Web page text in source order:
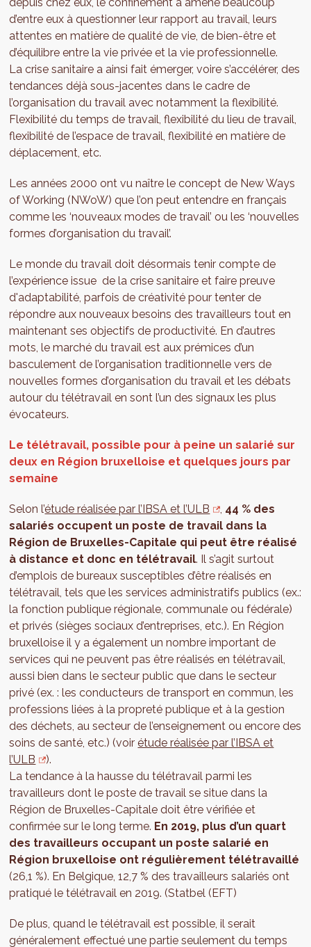
d’entre eux à questionner leur rapport au travail, leurs
attentes en matière de qualité de vie, de bien-être et
d’équilibre entre la vie privée et la vie professionnelle.
La crise sanitaire a ainsi fait émerger, voire s’accélérer, des
tendances déjà sous-jacentes dans le cadre de
l’organisation du travail avec notamment la flexibilité.
Flexibilité du temps de travail, flexibilité du lieu de travail,
flexibilité de l’espace de travail, flexibilité en matière de
déplacement, etc.
Les années 2000 ont vu naître le concept de New Ways
of Working (NWoW) que l’on peut entendre en français
comme les ‘nouveaux modes de travail’ ou les ‘nouvelles
formes d’organisation du travail’.
Le monde du travail doit désormais tenir compte de
l’expérience issue de la crise sanitaire et faire preuve
d'adaptabilité, parfois de créativité pour tenter de
répondre aux nouveaux besoins des travailleurs tout en
maintenant ses objectifs de productivité. En d’autres
mots, le marché du travail est aux prémices d’un
basculement de l’organisation traditionnelle vers de
nouvelles formes d’organisation du travail et les débats
autour du télétravail en sont l’un des signaux les plus
évocateurs.
Le télétravail, possible pour à peine un salarié sur
deux en Région bruxelloise et quelques jours par
semaine
Selon l’étude réalisée par l’IBSA et l’ULB , 44 % des
salariés occupent un poste de travail dans la
Région de Bruxelles-Capitale qui peut être réalisé
à distance et donc en télétravail. Il s’agit surtout
d’emplois de bureaux susceptibles d’être réalisés en
télétravail, tels que les services administratifs publics (ex.:
la fonction publique régionale, communale ou fédérale)
et privés (sièges sociaux d’entreprises, etc.). En Région
bruxelloise il y a également un nombre important de
services qui ne peuvent pas être réalisés en télétravail,
aussi bien dans le secteur public que dans le secteur
privé (ex. : les conducteurs de transport en commun, les
professions liées à la propreté publique et à la gestion
des déchets, au secteur de l’enseignement ou encore des
soins de santé, etc.) (voirétude réalisée par l’IBSA et
l’ULB
).
La tendance à la hausse du télétravail parmi les
travailleurs dont le poste de travail se situe dans la
Région de Bruxelles-Capitale doit être vérifiée et
confirmée sur le long terme. En 2019, plus d’un quart
des travailleurs occupant un poste salarié en
Région bruxelloise ont régulièrement télétravaillé
(26,1 %). En Belgique, 12,7 % des travailleurs salariés ont
pratiqué le télétravail en 2019. (Statbel (EFT)
De plus, quand le télétravail est possible, il serait
généralement effectué une partie seulement du temps